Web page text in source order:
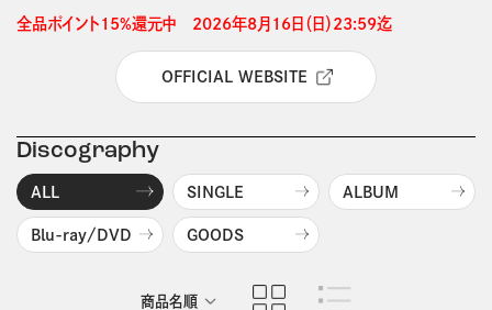
全品ポイント15%還元中　2026年8月16日（日）23:59迄
OFFICIAL WEBSITE
Discography
ALL SINGLE ALBUM
Blu-ray/DVD GOODS
商品名順